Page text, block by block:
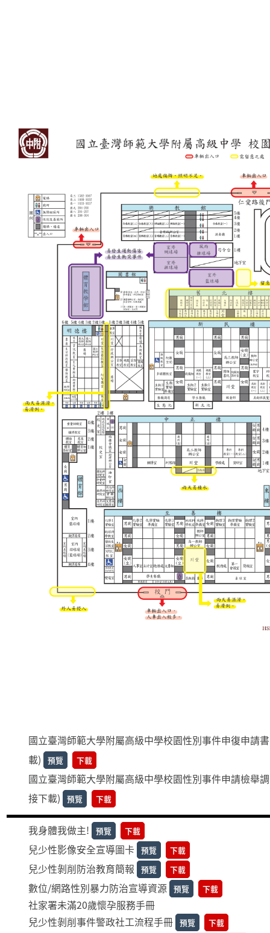
國立臺灣師範大學附屬高級中學校園性別事件申復申請
載)
預覽 下載
國立臺灣師範大學附屬高級中學校園性別事件申請檢舉
接下載)
預覽 下載
我身體我做主! 預覽 下載
兒少性影像安全宣導圖卡 預覽 下載
兒少性剝削防治教育簡報 預覽 下載
數位/網路性別暴力防治宣導資源 預覽 下載
社家署未滿20歲懷孕服務手冊
兒少性剝削事件警政社工流程手冊 預覽 下載